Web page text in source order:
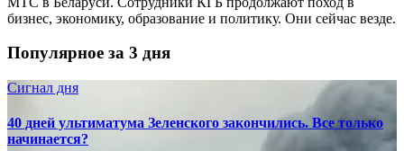
бизнес, экономику, образование и политику. Они сейчас везде.
Популярное за 3 дня
Сигнал дня
40 дней ультиматума Зеленского закончились. Все только
начинается?